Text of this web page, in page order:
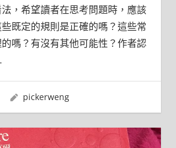
，希望讀者在思考問題時，應該
既定的規則是正確的嗎？這些常
嗎？有沒有其他可能性？作者認
pickerweng